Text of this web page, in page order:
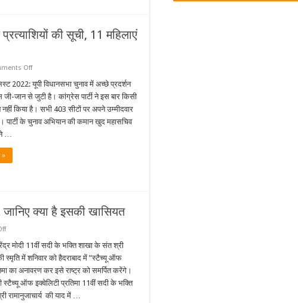
की सूची, 11 महिलाएं
Offon
यूपी
लिस्ट
2022
:
कांग्रेस
ने
जारी
2022: यूपी विधानसभा चुनाव में अच्‍छे प्रदर्शन
जान से जुटी है। कांग्रेस पार्टी ने इस बार किसी
किया है। सभी 403 सीटों पर अपने उम्‍मीदवार
पार्टी के चुनाव अभियान की कमान खुद महासचिव
ने …
»
जानिए क्या है इसकी खासियत
on
मोदी
करेंगे
‘स्टेच्यू
ऑफ
इक्वेलिटी’
राष्ट्र
को
समर्पित,
मोदी 11वीं सदी के भक्ति शाखा के संत श्री
स्मृति में शनिवार को हैदराबाद में ”स्टैच्यू ऑफ
का अनावरण कर इसे राष्ट्र को समर्पित करेंगे।
ऑफ इक्वेलिटी प्रतिमा 11वीं सदी के भक्ति
रामानुजाचार्य की याद में …